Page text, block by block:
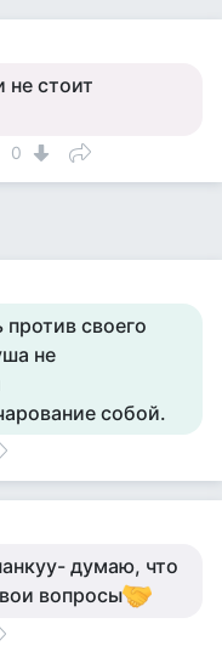
стоит
0
против своего
не
собой.
думаю, что
вопросы